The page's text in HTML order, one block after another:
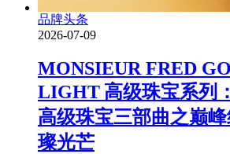
品牌头条
2026-07-09
MONSIEUR FRED
LIGHT 高级珠宝系列
高级珠宝三部曲之巅
璨光芒